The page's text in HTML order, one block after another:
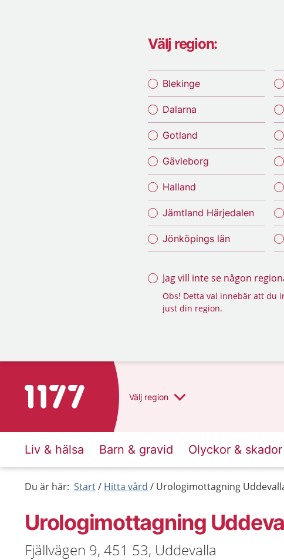
Välj region:
Blekinge
Dalarna
Gotland
Gävleborg
Halland
Jämtland Härjedalen
Jönköpings län
Jag vill inte se någon
Obs! Detta val innebär att du
just din region.
Till startsidan för 1177 Välj region
Liv & hälsa Barn & gravid Olyckor & skador
Du är här: Start Hitta vård Urologimottagning
Urologimottagning
Fjällvägen 9, 451 53, Uddevalla